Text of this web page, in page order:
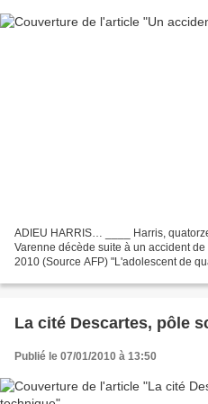
ADIEU HARRIS… ____ Harris,
Varenne décède suite à un accident
2010 (Source AFP) "L'adolescent de
La cité Descartes, pôle
Publié le 07/01/2010 à 13:50